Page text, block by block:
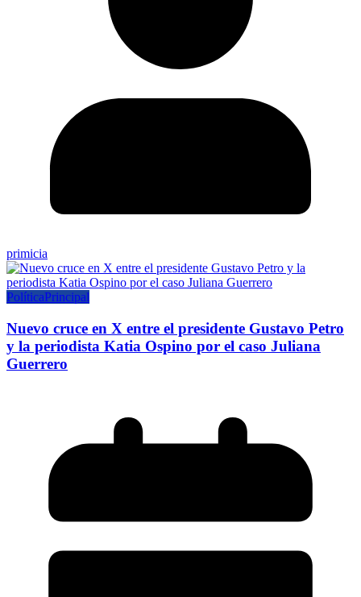
primicia
PolíticaPrincipal
Nuevo cruce en X entre el presidente Gustavo Petro
y la periodista Katia Ospino por el caso Juliana
Guerrero